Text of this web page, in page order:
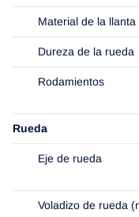
Material de la llanta
Dureza de la rueda
Rodamientos
Rueda
Eje de rueda
Voladizo de rueda